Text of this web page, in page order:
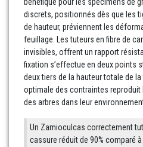
bénéfique pour les spécimens de
discrets, positionnés dès que les
de hauteur, préviennent les
feuillage. Les tuteurs en fibre de
invisibles, offrent un rapport
fixation s’effectue en deux points
deux tiers de la hauteur totale de
optimale des contraintes
des arbres dans leur
Un Zamioculcas correctement
cassure réduit de 90% comparé